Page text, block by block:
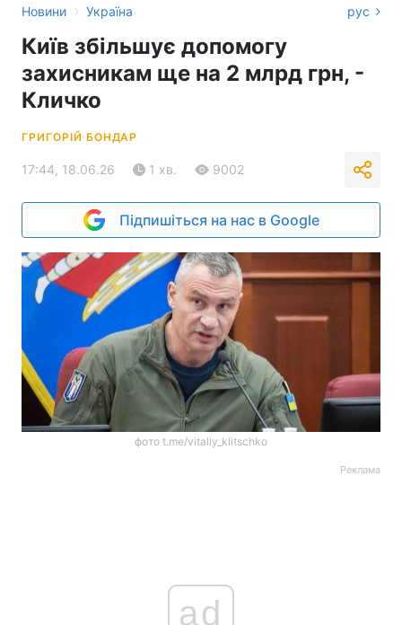
Новини › Україна рус
Київ збільшує допомогу
захисникам ще на 2 млрд грн, -
Кличко
ГРИГОРІЙ БОНДАР
17:44, 18.06.26 1 хв. 9002
Підпишіться на нас в Google
фото t.me/vitaliy_klitschko
Реклама
ad